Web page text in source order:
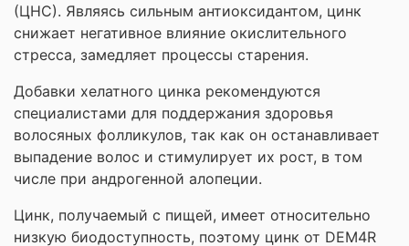
(ЦНС). Являясь сильным антиоксидантом, цинк
снижает негативное влияние окислительного
стресса, замедляет процессы старения.
Добавки хелатного цинка рекомендуются
специалистами для поддержания здоровья
волосяных фолликулов, так как он останавливает
выпадение волос и стимулирует их рост, в том
числе при андрогенной алопеции.
Цинк, получаемый с пищей, имеет относительно
низкую биодоступность, поэтому цинк от DEM4R